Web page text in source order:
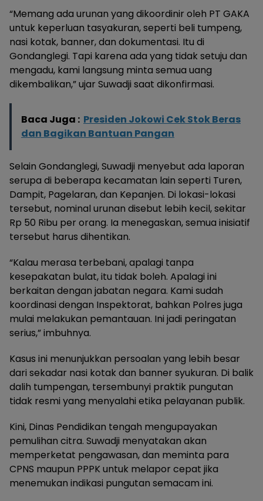
“Memang ada urunan yang dikoordinir oleh PT GAKA
untuk keperluan tasyakuran, seperti beli tumpeng,
nasi kotak, banner, dan dokumentasi. Itu di
Gondanglegi. Tapi karena ada yang tidak setuju dan
mengadu, kami langsung minta semua uang
dikembalikan,” ujar Suwadji saat dikonfirmasi.
Baca Juga : Presiden Jokowi Cek Stok Beras
dan Bagikan Bantuan Pangan
Selain Gondanglegi, Suwadji menyebut ada laporan
serupa di beberapa kecamatan lain seperti Turen,
Dampit, Pagelaran, dan Kepanjen. Di lokasi-lokasi
tersebut, nominal urunan disebut lebih kecil, sekitar
Rp 50 Ribu per orang. Ia menegaskan, semua inisiatif
tersebut harus dihentikan.
“Kalau merasa terbebani, apalagi tanpa
kesepakatan bulat, itu tidak boleh. Apalagi ini
berkaitan dengan jabatan negara. Kami sudah
koordinasi dengan Inspektorat, bahkan Polres juga
mulai melakukan pemantauan. Ini jadi peringatan
serius,” imbuhnya.
Kasus ini menunjukkan persoalan yang lebih besar
dari sekadar nasi kotak dan banner syukuran. Di balik
dalih tumpengan, tersembunyi praktik pungutan
tidak resmi yang menyalahi etika pelayanan publik.
Kini, Dinas Pendidikan tengah mengupayakan
pemulihan citra. Suwadji menyatakan akan
memperketat pengawasan, dan meminta para
CPNS maupun PPPK untuk melapor cepat jika
menemukan indikasi pungutan semacam ini.